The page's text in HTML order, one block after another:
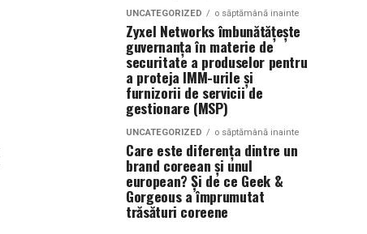
UNCATEGORIZED o săptămână inainte
Zyxel Networks îmbunătățește
guvernanța în materie de
securitate a produselor pentru
a proteja IMM-urile și
furnizorii de servicii de
gestionare (MSP)
UNCATEGORIZED o săptămână inainte
Care este diferența dintre un
brand coreean și unul
european? Și de ce Geek &
Gorgeous a împrumutat
trăsături coreene